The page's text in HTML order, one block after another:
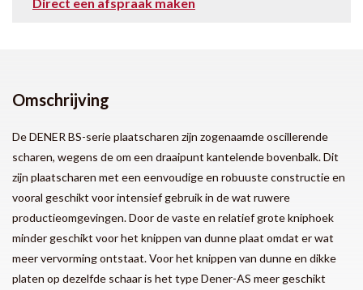
Omschrijving
De DENER BS-serie plaatscharen zijn zogenaamde oscillerende
scharen, wegens de om een draaipunt kantelende bovenbalk. Dit
zijn plaatscharen met een eenvoudige en robuuste constructie en
vooral geschikt voor intensief gebruik in de wat ruwere
productieomgevingen. Door de vaste en relatief grote kniphoek
minder geschikt voor het knippen van dunne plaat omdat er wat
meer vervorming ontstaat. Voor het knippen van dunne en dikke
platen op dezelfde schaar is het type Dener-AS meer geschikt